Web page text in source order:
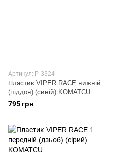
Артикул: P-3324
Пластик VIPER RACE нижній
(піддон) (синій) KOMATCU
795 грн